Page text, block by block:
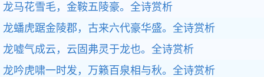
龙马花雪毛，金鞍五陵豪。全诗赏析
龙蟠虎踞金陵郡，古来六代豪华盛。全诗赏析
龙嘘气成云，云固弗灵于龙也。全诗赏析
龙吟虎啸一时发，万籁百泉相与秋。全诗赏析